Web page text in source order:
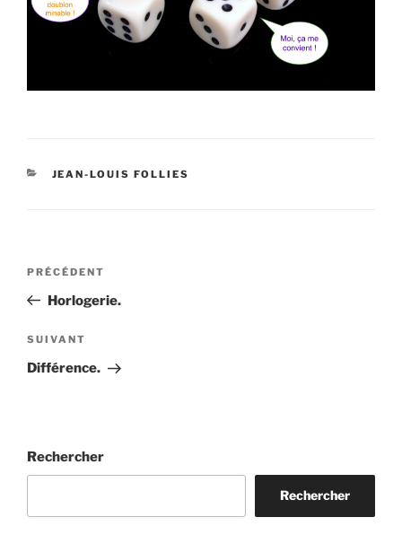
CATÉGORIES
JEAN-LOUIS FOLLIES
Navigation
l’article
Article
précédent
PRÉCÉDENT
Horlogerie.
Article
suivant
SUIVANT
Différence.
Rechercher
Rechercher